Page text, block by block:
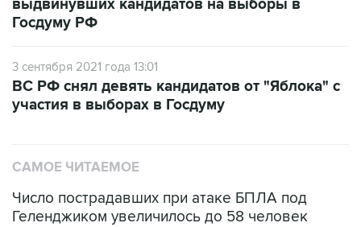
выдвинувших кандидатов на выборы в
Госдуму РФ
3 сентября 2021 года 13:01
ВС РФ снял девять кандидатов от "Яблока" с
участия в выборах в Госдуму
САМОЕ ЧИТАЕМОЕ
Число пострадавших при атаке БПЛА под
Геленджиком увеличилось до 58 человек